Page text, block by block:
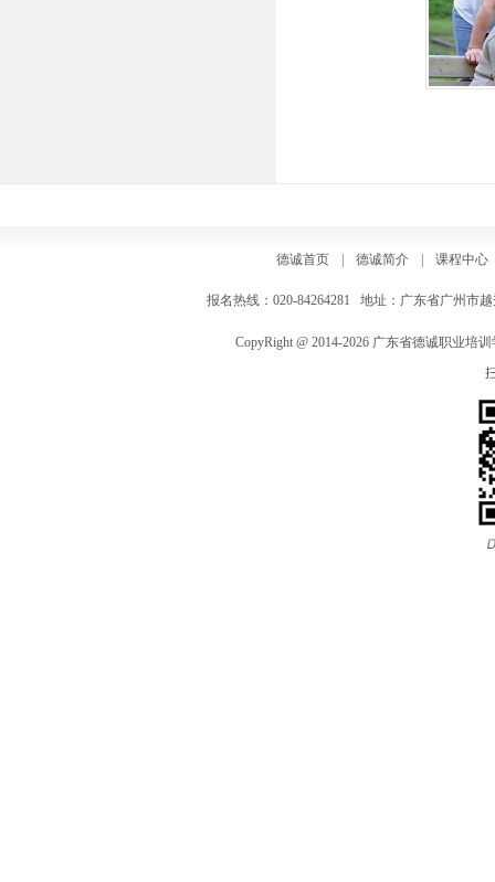
德诚首页 德诚简介 课程中心
报名热线：020-84264281 地址：广东省广州市
CopyRight @ 2014-2026 广东省德诚职业培